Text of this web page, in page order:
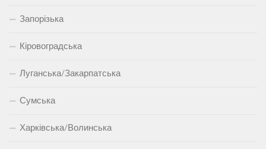
Запорізька
Кіровоградська
Луганська/Закарпатська
Сумська
Харківська/Волинська